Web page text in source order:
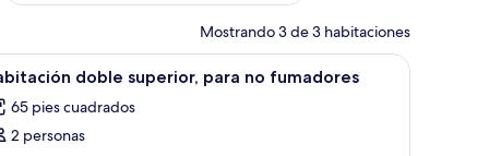
Mostrando 3 de 3 habitaciones
de noche y una cortina estampada con motivos florales.
Un dormitorio con cama con dosel, un
5 doble superior, para no fumadores
65 pies cuadrados
2 personas